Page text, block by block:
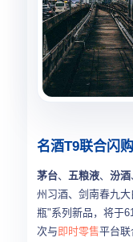
名酒T9联合闪
茅台、 五粮液、 汾酒
州习酒、剑南春九
瓶"系列新品，将于
次与 即时零售平台联